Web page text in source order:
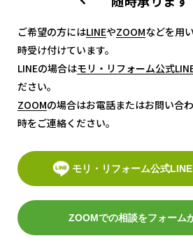
ご希望の方にはLINE
LINEやZOOM
ZOOMなどを用
時受け付けています。
LINEの場合はモリ・リフォーム公式
モリ・リフォーム公式
ださい。
ZOOM
ZOOMの場合はお電話またはお問い合
時をご連絡ください。
モリ・リフォーム公式
ZOOMでの相談をフォーム